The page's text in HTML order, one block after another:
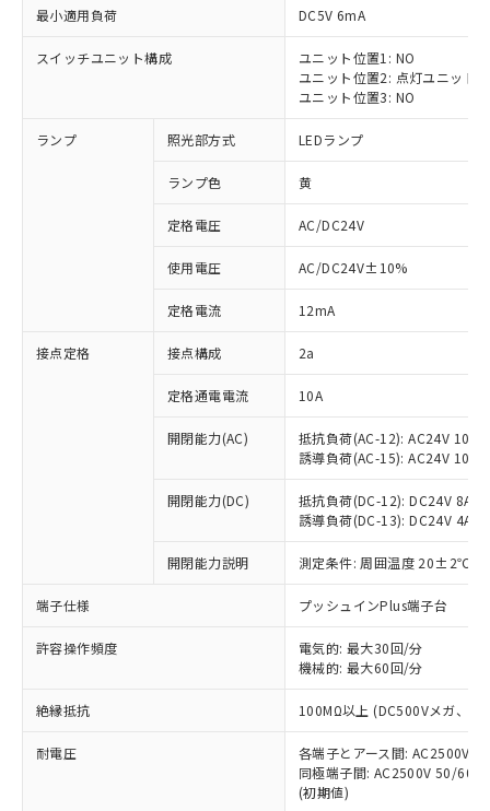
最小適用負荷 DC5V 6mA
スイッチユニット構成
ユニット位置1: NO
ユニット位置2: 点灯ユニット
ユニット位置3: NO
ランプ 照光部方式 LEDランプ
ランプ色 黄
定格電圧 AC/DC24V
使用電圧 AC/DC24V±10%
定格電流 12mA
接点定格 接点構成 2a
定格通電電流 10A
開閉能力(AC)
抵抗負荷(AC-12): AC24V 10A/
誘導負荷(AC-15): AC24V
開閉能力(DC)
抵抗負荷(DC-12): DC24V 8A/
誘導負荷(DC-13): DC24V 4A/
開閉能力説明 測定条件: 周囲温度 20±2℃、
端子仕様 プッシュインPlus端子台
許容操作頻度
電気的: 最大30回/分
機械的: 最大60回/分
絶縁抵抗 100MΩ以上 (DC500Vメガ、点
耐電圧
各端子とアース間: AC2500V
同極端子間: AC2500V 50/
(初期値)
ご利用条件
以下の条件をお読みいただき、同意のうえ
ご利用ください。
本サービスは、当社制御機器事業取扱
商品の当社在庫状況および標準価格
(税抜)を提供させていただくもので
当社制御機器事業取扱商品の中には、
本サービスの対象外となる商品もある
ことをご了承ください。
在庫状況および標準価格照会結果は、
記載している更新日時点での社内デー
タに基づき作成されるものであり、閲
覧された時点での実際の在庫および標
準価格とは異なる場合があることをご
※1 対応状況
対応済み：EU RoHS指令（10物質）の
非含有に対応した製品が提供可能な商品で
す。
対応予定：EU RoHS指令（10物質）の非含
有に対応した製品に切り替える予定のある
対応予定なし：EU RoHS指令（10物質）の
非含有に非対応の商品で、対応品を出す予
定はありません。
調査・確認中：EU RoHS指令（10物質）の
非含有の対応状況を調査中または確認中の
非該当品：ライセンス料など無形物で、有
害物質有無と関係のない商品です。
仕入先様の事情により、非含有部品として
いたものが、含有品と判明した場合などや
むを得ず変更することがあります。
六価クロム(Cr(Ⅵ)) 1000ppm以下、ポリ臭化ビフェニル
類(PBB) 1000ppm以下、ポリ臭化ジフェニルエーテル類
「○」：最大均質材料含有率が中国RoHSの
基準値以下であることを示します。
「×」：最大均質材料含有率が中国RoHSの
基準値を超えていることを示します。
「－」：未確認です。当社販売部門へお問
*中国RoHS10物質の基準値 (GB/T26572)：
Pb(鉛) :1000ppm、 Hg(水銀) : 1000ppm、 Cd(カドミウ
Cr(Ⅵ)(六価クロム) : 1000ppm、 PBBs(ポリ臭化ビフェ
当社は、これら貴社製品のうち、外国
為替および外国貿易法に定める商品
（以下｢規制貨物等」という）を輸出
または国外への提供する場合は、日本
国政府の輸出許可(または役務取引許
可)を取得するなどの必要な手続きを